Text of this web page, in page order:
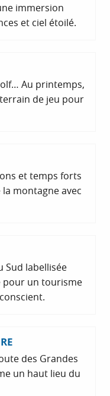
immersion
et ciel étoilé.
Au printemps,
de jeu pour
et temps forts
montagne avec
Sud labellisée
pour un tourisme
des Grandes
un haut lieu du